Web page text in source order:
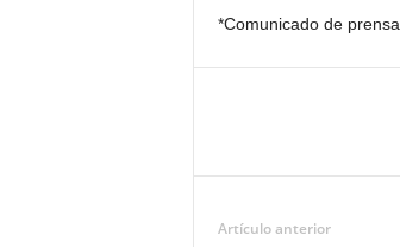
*Comunicado de prensa
Artículo anterior